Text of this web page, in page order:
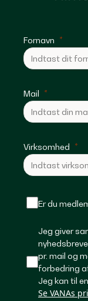
Fornavn
Mail
Virksomhed
Er du
Jeg giver
pr. mail og
forbedring
Jeg kan til
Se VANAs